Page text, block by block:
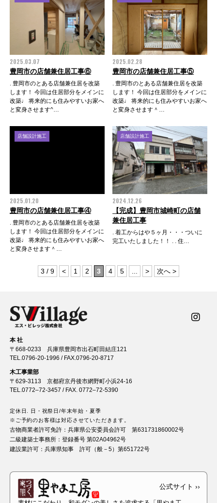
2025.03.07
豊岡市の店舗兼住居工事⑥
. 豊岡市のとある店舗兼住居を改築
します！ 今回は住居部分をメインに
改築♩ 将来的にも住みやすいお家へ
と変身させます^…
2025.02.28
豊岡市の店舗兼住居工事⑤
. 豊岡市のとある店舗兼住居を改築
します！ 今回は住居部分をメインに
改築♩ 将来的にも住みやすいお家へ
と変身させます＾…
店舗設計施工
2025.01.20
豊岡市の店舗兼住居工事④
. 豊岡市のとある店舗兼住居を改築
します！ 今回は住居部分をメインに
改築♩ 将来的にも住みやすいお家へ
と変身させます＾…
店舗設計施工
2024.12.26
【完成】豊岡市城崎町の店舗
兼住居工事
. 着工からはや５ヶ月・・・ついに
完工いたしました！！ . . 住…
3 / 9 < 1 2 3 4 5 > 次へ >
本 社
〒668-0233 兵庫県豊岡市出石町田結庄121
TEL.0796-20-1996 / FAX.0796-20-8717
木工事業部
〒629-3113 京都府京丹後市網野町小浜24-16
TEL.0772–72-3457 / FAX. 0772–72-5390
定休日. 日・祝祭日/年末年始・夏季
※ご予約のお客様は対応させていただきます。
古物商業者許可免許： 兵庫県公安委員会許可 第631731860002号
二級建築士事務所： 登録番号 第02A04962号
建設業許可： 兵庫県知事 許可（般－5）第651722号